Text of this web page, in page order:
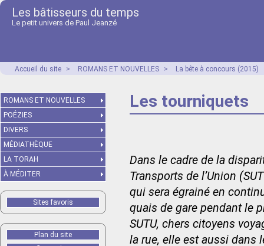
Les bâtisseurs du temps
Le petit univers de Paul Jeanzé
Accueil du site > ROMANS ET NOUVELLES > La bête à concours (2015)
Les tourniquets
Dans le cadre de la
Transports de l’Union
qui sera égrainé en
quais de gare pendant le
SUTU, chers citoyens
la rue, elle est aussi dans
ROMANS ET NOUVELLES
POÉZIES
DIVERS
MÉDIATHÈQUE
LA TORAH
À MÉDITER
Sites favoris
Plan du site